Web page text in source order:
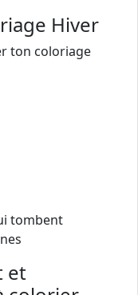
Hiver
ton coloriage
tombent
et